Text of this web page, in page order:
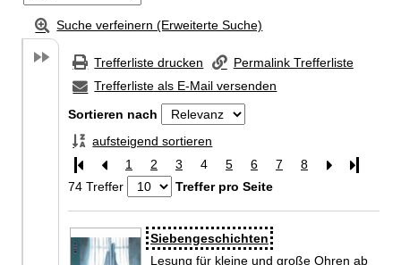
Suche verfeinern (Erweiterte Suche)
Trefferliste drucken
Permalink Trefferliste
Trefferliste als E-Mail versenden
Sortieren nach
aufsteigend sortieren
1
2 3 4 5 6 7 8
Letzte
74 Treffer
Treffer pro Seite
Suchergebnis
Zu den Suchfiltern springen
Siebengeschichten
Lesung für kleine und große Ohren ab